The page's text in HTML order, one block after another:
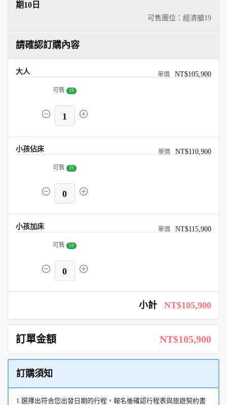
可售團位：經濟艙19
期10日
請確認訂購內容
大人 NT$105,900
可售 19
1
小孩佔床 NT$110,900
可售 19
0
小孩加床 NT$115,900
可售 19
0
小計 NT$105,900
訂單金額 NT$105,900
訂購須知
1.選擇出符合您出發日期的行程，報名後確認行程表與旅遊契約書